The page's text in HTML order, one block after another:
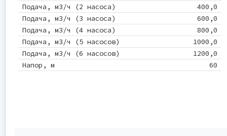
Подача, м3/ч (2 насоса)
400,0
Подача, м3/ч (3 насоса)
600,0
Подача, м3/ч (4 насоса)
800,0
Подача, м3/ч (5 насосов)
1000,0
Подача, м3/ч (6 насосов)
1200,0
Напор, м
60